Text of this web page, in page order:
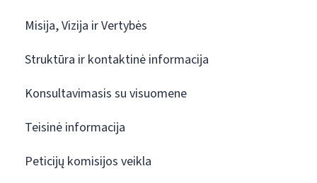
Misija, Vizija ir Vertybės
Struktūra ir kontaktinė informacija
Konsultavimasis su visuomene
Teisinė informacija
Peticijų komisijos veikla